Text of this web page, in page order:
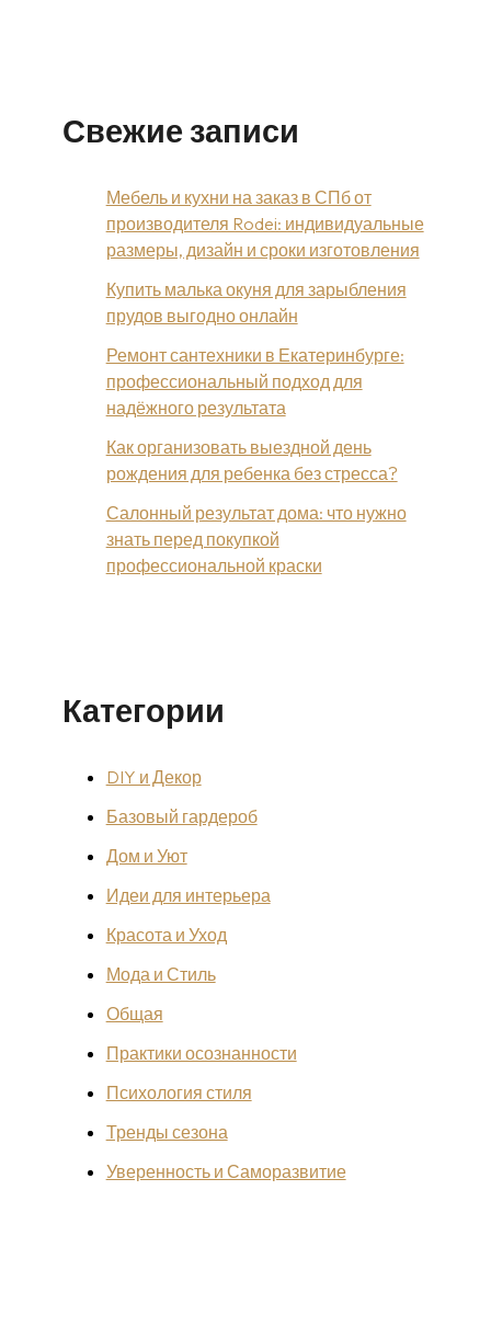
Свежие записи
Мебель и кухни на заказ в СПб от
производителя Rodei: индивидуальные
размеры, дизайн и сроки изготовления
Купить малька окуня для зарыбления
прудов выгодно онлайн
Ремонт сантехники в Екатеринбурге:
профессиональный подход для
надёжного результата
Как организовать выездной день
рождения для ребенка без стресса?
Салонный результат дома: что нужно
знать перед покупкой
профессиональной краски
Категории
DIY и Декор
Базовый гардероб
Дом и Уют
Идеи для интерьера
Красота и Уход
Мода и Стиль
Общая
Практики осознанности
Психология стиля
Тренды сезона
Уверенность и Саморазвитие